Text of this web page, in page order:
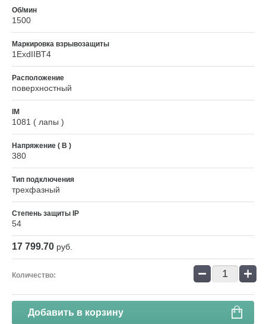
Об/мин
1500
Маркировка взрывозащиты
1ExdIIBT4
Расположение
поверхностный
IM
1081 ( лапы )
Напряжение ( В )
380
Тип подключения
трехфазный
Степень защиты IP
54
17 799.70 руб.
Количество: − +
Добавить в корзину